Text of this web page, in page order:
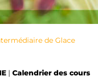
de Glace
| Calendrier des cours